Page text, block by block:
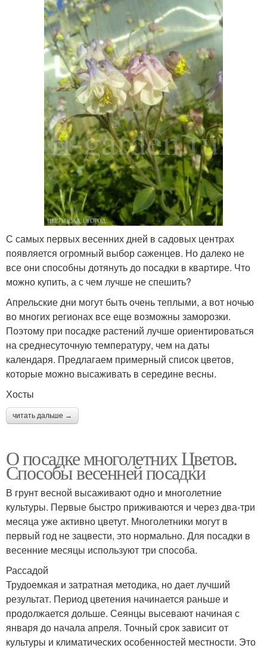
С самых первых весенних дней в садовых центрах
появляется огромный выбор саженцев. Но далеко не
все они способны дотянуть до посадки в квартире. Что
можно купить, а с чем лучше не спешить?
Апрельские дни могут быть очень теплыми, а вот ночью
во многих регионах все еще возможны заморозки.
Поэтому при посадке растений лучше ориентироваться
на среднесуточную температуру, чем на даты
календаря. Предлагаем примерный список цветов,
которые можно высаживать в середине весны.
Хосты
читать дальше →
О посадке многолетних Цветов.
Способы весенней посадки
В грунт весной высаживают одно и многолетние
культуры. Первые быстро приживаются и через два-три
месяца уже активно цветут. Многолетники могут в
первый год не зацвести, это нормально. Для посадки в
весенние месяцы используют три способа.
Рассадой
Трудоемкая и затратная методика, но дает лучший
результат. Период цветения начинается раньше и
продолжается дольше. Сеянцы высевают начиная с
января до начала апреля. Точный срок зависит от
культуры и климатических особенностей местности. Это